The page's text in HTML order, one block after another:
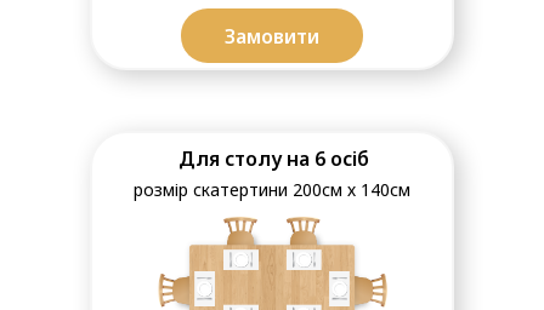
Замовити
Для столу на 6 осіб
розмір скатертини 200см х 140см